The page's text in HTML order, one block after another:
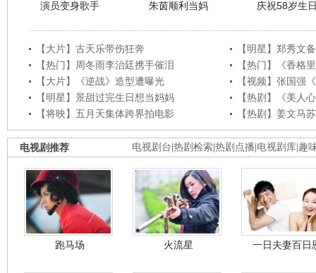
演员变身歌手
朱茵顺利当妈
庆祝58岁生
【大片】古天乐带伤狂奔
【明星】郑秀文
【热门】周冬雨李治廷携手催泪
【热门】《香格
【大片】《逆战》造型遭曝光
【视频】张国强
【明星】景甜过完生日想当妈妈
【热剧】《美人
【将映】五月天集体跨界拍电影
【热剧】姜文马
电视剧台 热剧检索 热剧点播 电视剧库 趣
电视剧推荐
跑马场 火流星 一日夫妻百日